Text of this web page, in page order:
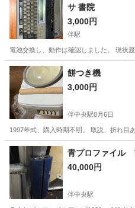
サ 書院
3,000円
伴駅
電池交換し、動作は確認しました。 現状
広島 広島市 伴駅
餅つき機
3,000円
伴中央駅8月6日
1997年式、購入時期不明。 取説、折れ目
広島 広島市 伴中央駅 キッチ
青プロファイル
40,000円
伴中央駅